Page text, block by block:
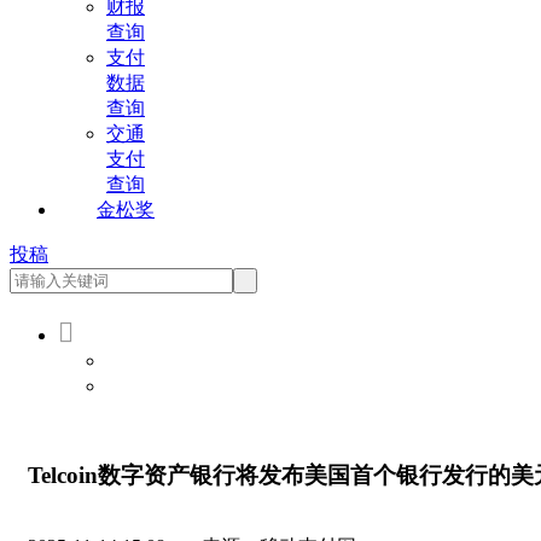
财报
查询
支付
数据
查询
交通
支付
查询
金松奖
投稿

Telcoin数字资产银行将发布美国首个银行发行的美